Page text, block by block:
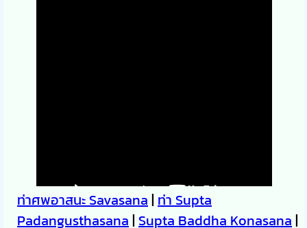
ท่าศพอาสนะ Savasana| ท่า Supta
Padangusthasana| Supta Baddha Konasana|